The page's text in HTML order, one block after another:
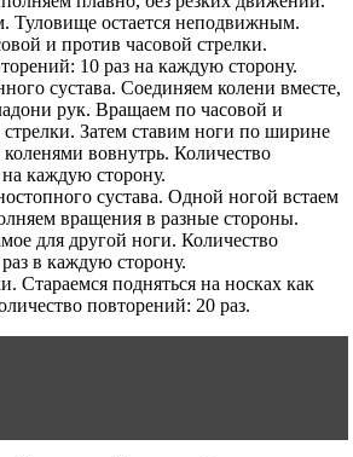
Туловище остается неподвижным.
и против часовой стрелки.
10 раз на каждую сторону.
сустава. Соединяем колени вместе,
рук. Вращаем по часовой и
стрелки. Затем ставим ноги по ширине
вовнутрь. Количество
каждую сторону.
сустава. Одной ногой встаем
вращения в разные стороны.
для другой ноги. Количество
в каждую сторону.
Стараемся подняться на носках как
повторений: 20 раз.